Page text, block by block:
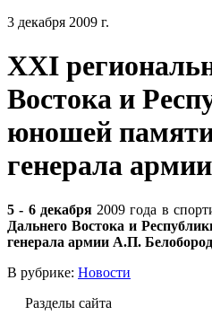
3 декабря 2009 г.
XXI
Востока и
юношей
генерала
5 - 6 декабря2009 года в
Дальнего Востока и
генерала армии А.П.
В рубрике: Новости
Разделы сайта